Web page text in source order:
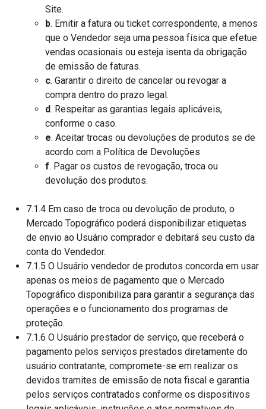
Site.
b. Emitir a fatura ou ticket correspondente, a menos
que o Vendedor seja uma pessoa física que efetue
vendas ocasionais ou esteja isenta da obrigação
de emissão de faturas.
c. Garantir o direito de cancelar ou revogar a
compra dentro do prazo legal.
d. Respeitar as garantias legais aplicáveis,
conforme o caso.
e. Aceitar trocas ou devoluções de produtos se de
acordo com a Política de Devoluções
f. Pagar os custos de revogação, troca ou
devolução dos produtos.
7.1.4 Em caso de troca ou devolução de produto, o
Mercado Topográfico poderá disponibilizar etiquetas
de envio ao Usuário comprador e debitará seu custo da
conta do Vendedor.
7.1.5 O Usuário vendedor de produtos concorda em usar
apenas os meios de pagamento que o Mercado
Topográfico disponibiliza para garantir a segurança das
operações e o funcionamento dos programas de
proteção.
7.1.6 O Usuário prestador de serviço, que receberá o
pagamento pelos serviços prestados diretamente do
usuário contratante, compromete-se em realizar os
devidos tramites de emissão de nota fiscal e garantia
pelos serviços contratados conforme os dispositivos